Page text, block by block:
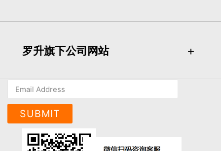
罗升旗下公司网站 ＋
＋
SUBMIT